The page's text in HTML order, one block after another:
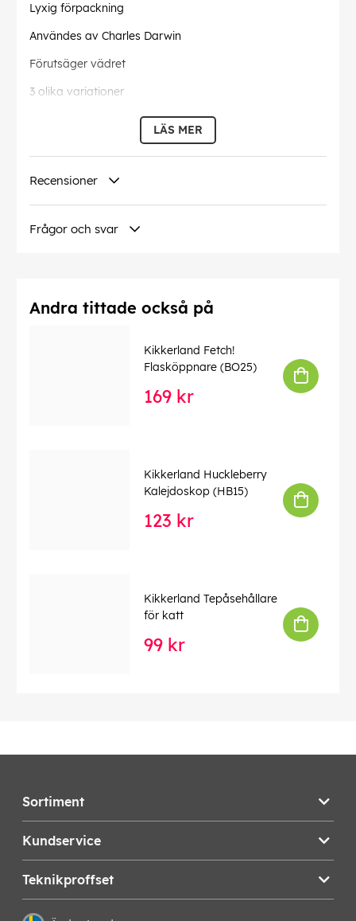
Lyxig förpackning
Användes av Charles Darwin
Förutsäger vädret
3 olika variationer
Dropparna är placerade på en fin träplatå
Material: Glas Glas och trä
Denna text har översatts automatiskt, fel kan
8719481350994
EAN:
LÄS MER
Recensioner
Frågor och svar
Andra tittade också på
Kikkerland Fetch!
Flasköppnare (BO25)
169 kr
Kikkerland Huckleberry
Kalejdoskop (HB15)
123 kr
Kikkerland Tepåsehållare
för katt
99 kr
Sortiment
Kundservice
Teknikproffset